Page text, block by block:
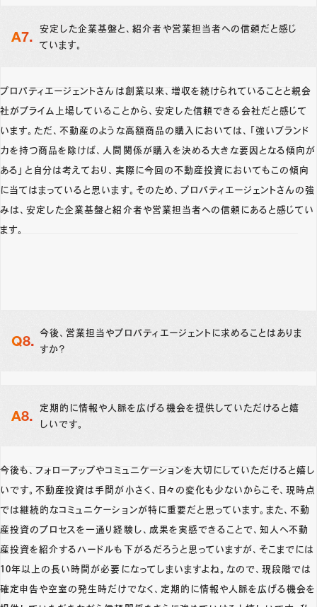
安定した企業基盤と、紹介者や営業担当者への信頼だと感じ
ています。
プロパティエージェントさんは創業以来、増収を続けられていることと親会
社がプライム上場していることから、安定した信頼できる会社だと感じて
います。ただ、不動産のような高額商品の購入においては、「強いブランド
力を持つ商品を除けば、人間関係が購入を決める大きな要因となる傾向が
ある」と自分は考えており、実際に今回の不動産投資においてもこの傾向
に当てはまっていると思います。そのため、プロパティエージェントさんの強
みは、安定した企業基盤と紹介者や営業担当者への信頼にあると感じてい
ます。
今後、営業担当やプロパティエージェントに求めることはありま
すか？
定期的に情報や人脈を広げる機会を提供していただけると嬉
しいです。
今後も、フォローアップやコミュニケーションを大切にしていただけると嬉し
いです。不動産投資は手間が小さく、日々の変化も少ないからこそ、現時点
では継続的なコミュニケーションが特に重要だと思っています。また、不動
産投資のプロセスを一通り経験し、成果を実感できることで、知人へ不動
産投資を紹介するハードルも下がるだろうと思っていますが、そこまでには
10年以上の長い時間が必要になってしまいますよね。なので、現段階では
確定申告や空室の発生時だけでなく、定期的に情報や人脈を広げる機会を